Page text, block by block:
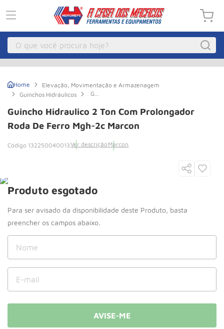
O que você procura hoje?
Elevação, Movimentação e Armazenagem
Guinchos Hidráulicos
Guincho
2
Ton
Com
Prolongador
de
Guincho Hidraulico 2 Ton Com Prolongador
Roda De Ferro Mgh-2c Marcon
132250040013Ver descrição Marcon
Produto esgotado
Guincho Eletrico
º Macaco Hidraulico
4º Macaco Jacare
5º Guincho
8 º Talha
9º Paleteira